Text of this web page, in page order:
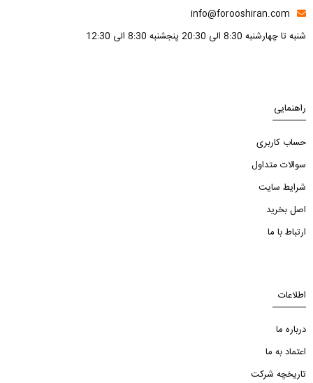
info@forooshiran.com
شنبه تا چهارشنبه 8:30 الی 20:30 پنجشنبه 8:30 الی 12:30
راهنمایی
حساب کاربری
سوالات متداول
شرایط سایت
اصل بخرید
ارتباط با ما
اطلاعات
درباره ما
اعتماد به ما
تاریخچه شرکت